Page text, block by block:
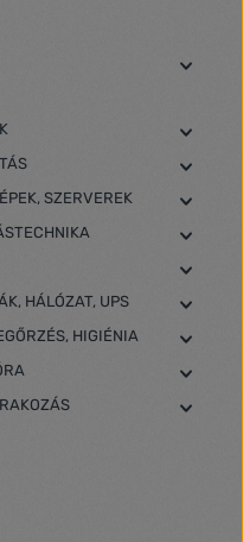
SZERVEREK
HÁLÓZAT, UPS
HIGIÉNIA